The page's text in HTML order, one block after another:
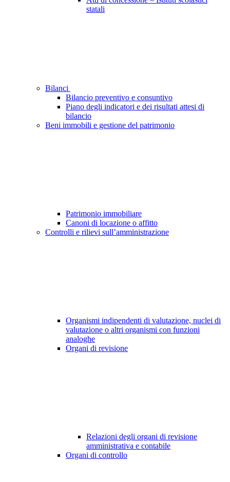
statali
Bilanci
Bilancio preventivo e consuntivo
Piano degli indicatori e dei risultati attesi di
bilancio
Beni immobili e gestione del patrimonio
Patrimonio immobiliare
Canoni di locazione o affitto
Controlli e rilievi sull’amministrazione
Organismi indipendenti di valutazione, nuclei di
valutazione o altri organismi con funzioni
analoghe
Organi di revisione
Relazioni degli organi di revisione
amministrativa e contabile
Organi di controllo